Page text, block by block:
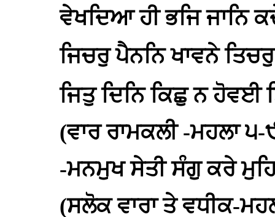
ਵੇਖਦਿਆ ਹੀ ਭਜਿ ਜਾਨਿ
ਜਿਚਰੁ ਪੈਨਨਿ ਖਾਵਨੇ
ਜਿਤੁ ਦਿਨਿ ਕਿਛੁ ਨ ਹੋਵਈ
(ਵਾਰ ਰਾਮਕਲੀ -ਮਹਲਾ
-ਮਨਮੁਖ ਸੇਤੀ ਸੰਗੁ ਕਰੇ
(ਸਲੋਕ ਵਾਰਾ ਤੇ ਵਧੀਕ-